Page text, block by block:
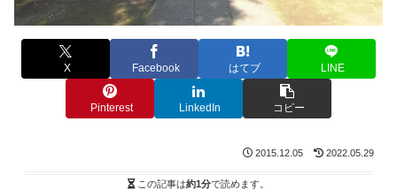
X Facebook はてブ LINE
Pinterest LinkedIn コピー
2015.12.05 2022.05.29
この記事は約1分で読めます。